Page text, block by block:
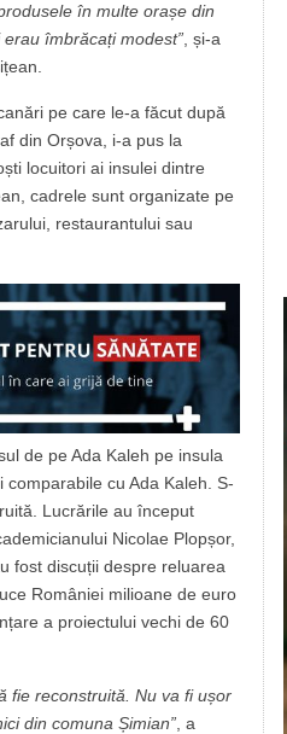
în multe orașe din
îmbrăcați modest” , și-a
pe care le-a făcut după
din Orșova, i-a pus la
locuitori ai insulei dintre
cadrele sunt organizate pe
restaurantului sau
de pe Ada Kaleh pe insula
cu Ada Kaleh. S-
Lucrările au început
Nicolae Plopșor,
fost discuții despre reluarea
României milioane de euro
a proiectului vechi de 60
fie reconstruită. Nu va fi ușor
din comuna Șimian” , a